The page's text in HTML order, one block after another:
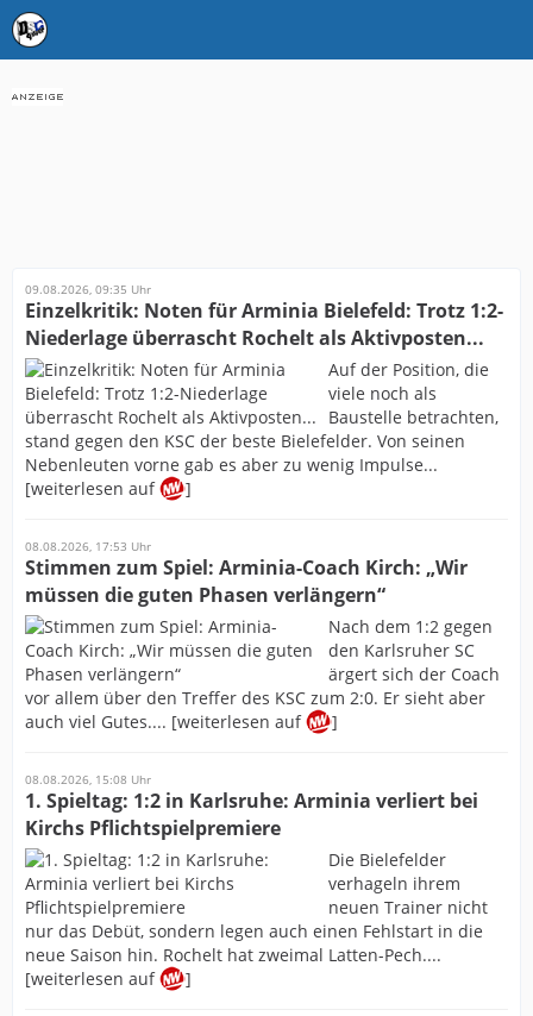
09.08.2026, 09:35 Uhr
Einzelkritik: Noten für Arminia Bielefeld: Trotz 1:2-
Niederlage überrascht Rochelt als Aktivposten...
Auf der Position, die
viele noch als
Baustelle betrachten,
stand gegen den KSC der beste Bielefelder. Von seinen
Nebenleuten vorne gab es aber zu wenig Impulse...
[weiterlesen auf
]
08.08.2026, 17:53 Uhr
Stimmen zum Spiel: Arminia-Coach Kirch: „Wir
müssen die guten Phasen verlängern“
Nach dem 1:2 gegen
den Karlsruher SC
ärgert sich der Coach
vor allem über den Treffer des KSC zum 2:0. Er sieht aber
auch viel Gutes.... [weiterlesen auf
]
08.08.2026, 15:08 Uhr
1. Spieltag: 1:2 in Karlsruhe: Arminia verliert bei
Kirchs Pflichtspielpremiere
Die Bielefelder
verhageln ihrem
neuen Trainer nicht
nur das Debüt, sondern legen auch einen Fehlstart in die
neue Saison hin. Rochelt hat zweimal Latten-Pech....
[weiterlesen auf
]